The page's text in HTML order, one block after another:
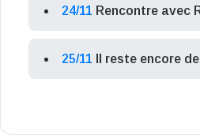
24/11 Rencontre avec
25/11 Il reste encore